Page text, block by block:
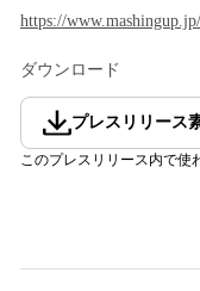
https://
ダウンロード
プレスリリース
このプレスリリース内で